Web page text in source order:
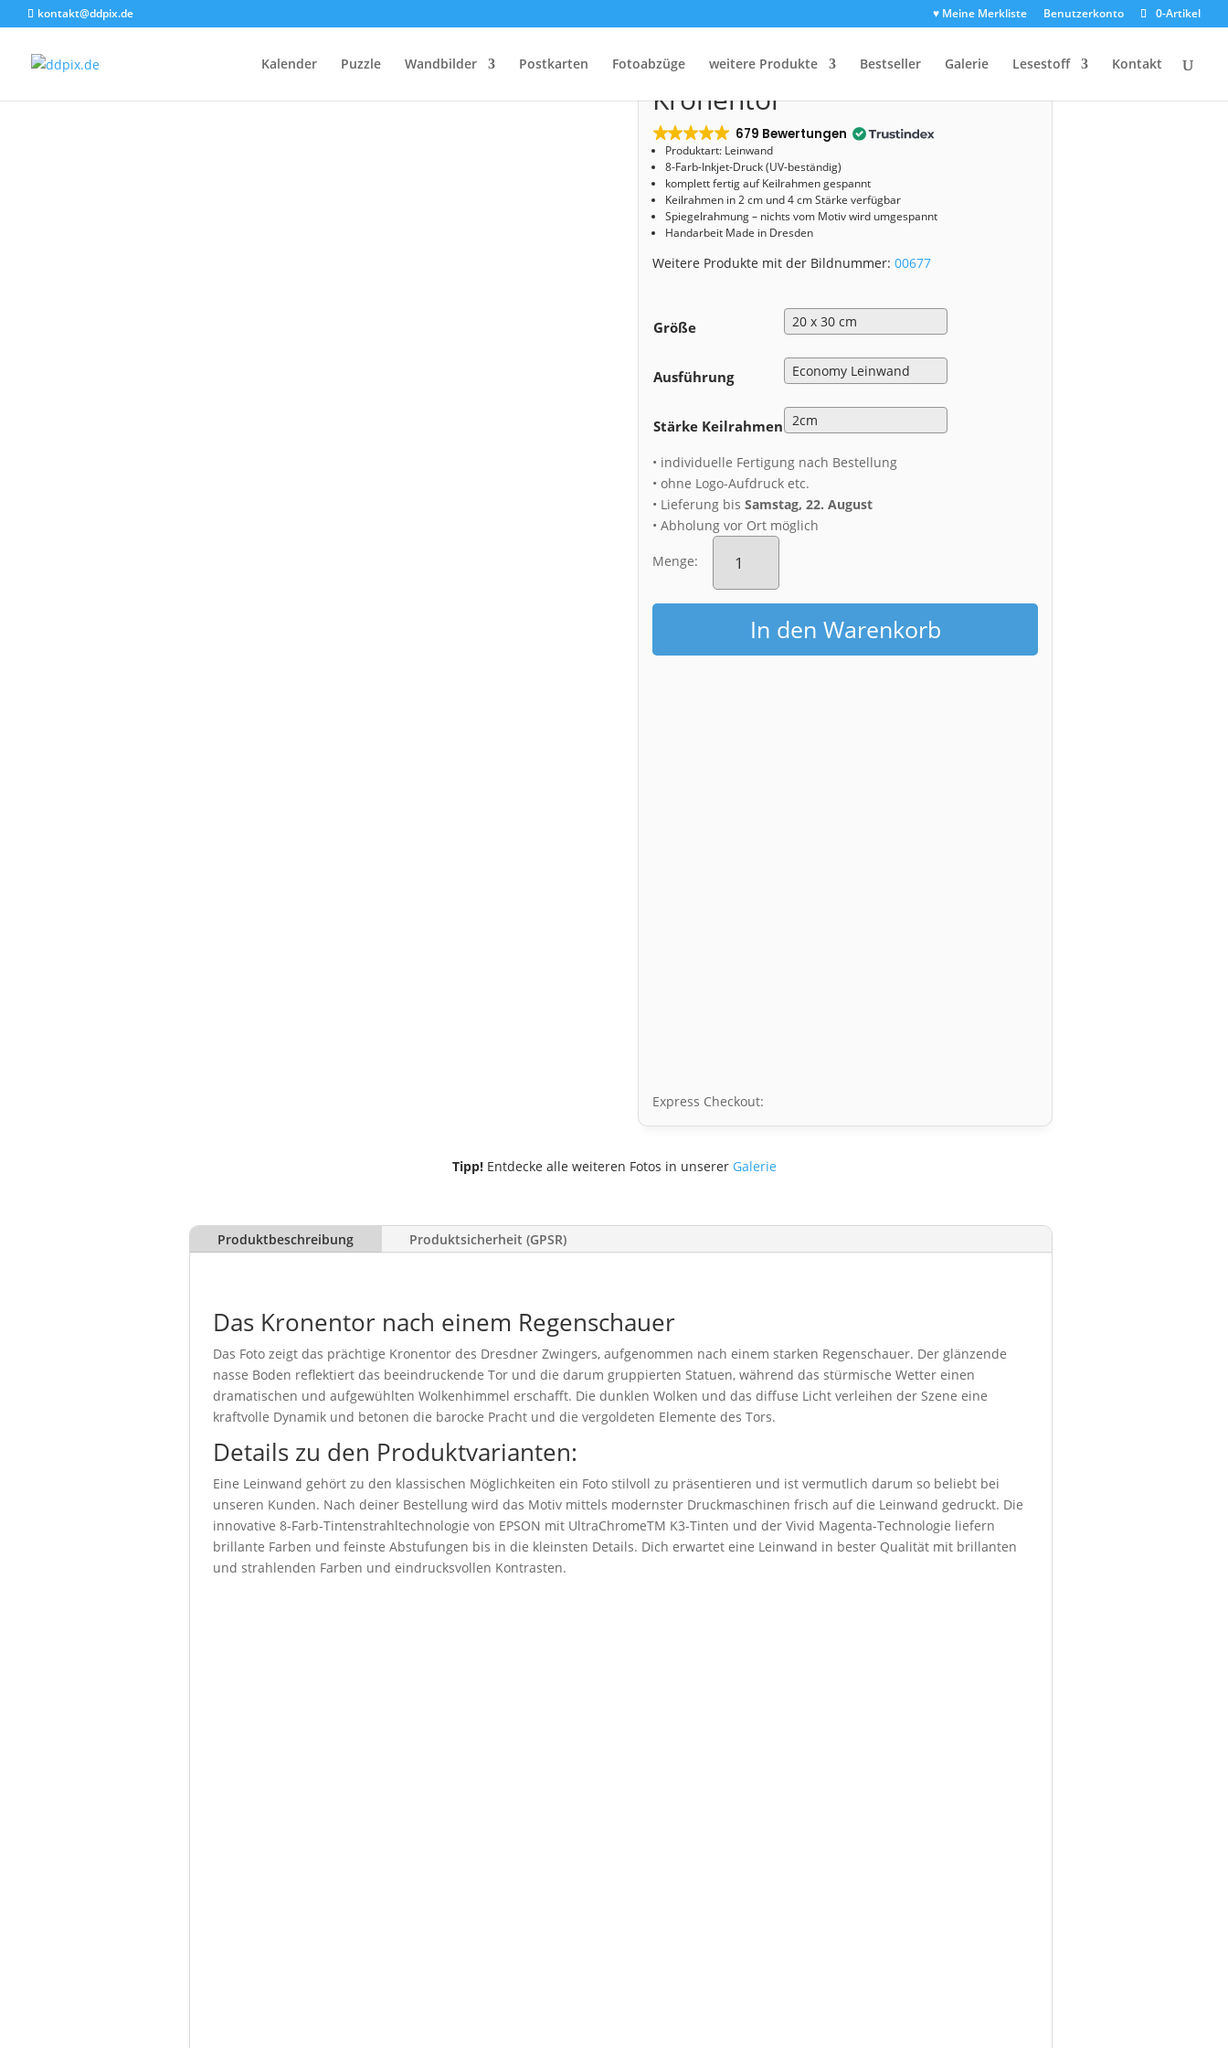
kontakt@ddpix.de ♥ Meine Merkliste Benutzerkonto 0-Artikel
Kalender Puzzle Wandbilder Postkarten Fotoabzüge weitere Produkte Bestseller Galerie Lesestoff Kontakt
Start/Shop/Leinwand/ Leinwand (00677) Kronentor
Leinwand (00677)
Kronentor
679 Bewertungen
Produktart: Leinwand
8-Farb-Inkjet-Druck (UV-beständig)
komplett fertig auf Keilrahmen gespannt
Keilrahmen in 2 cm und 4 cm Stärke verfügbar
Spiegelrahmung – nichts vom Motiv wird umgespannt
Handarbeit Made in Dresden
Weitere Produkte mit der Bildnummer:00677
Größe
Ausführung
Stärke Keilrahmen
• individuelle Fertigung nach Bestellung
• ohne Logo-Aufdruck etc.
• Lieferung bisSamstag, 22. August
• Abholung vor Ort möglich
Menge:
Leinwand
(00677)
Menge
In den Warenkorb
Express Checkout:
Tipp!Entdecke alle weiteren Fotos in unserer Galerie
Produktbeschreibung Produktsicherheit (GPSR)
Das Kronentor nach einem Regenschauer
Das Foto zeigt das prächtige Kronentor des Dresdner Zwingers, aufgenommen nach einem starken Regenschauer. Der glänzende
nasse Boden reflektiert das beeindruckende Tor und die darum gruppierten Statuen, während das stürmische Wetter einen
dramatischen und aufgewühlten Wolkenhimmel erschafft. Die dunklen Wolken und das diffuse Licht verleihen der Szene eine
kraftvolle Dynamik und betonen die barocke Pracht und die vergoldeten Elemente des Tors.
Details zu den Produktvarianten:
Eine Leinwand gehört zu den klassischen Möglichkeiten ein Foto stilvoll zu präsentieren und ist vermutlich darum so beliebt bei
unseren Kunden. Nach deiner Bestellung wird das Motiv mittels modernster Druckmaschinen frisch auf die Leinwand gedruckt. Die
innovative 8-Farb-Tintenstrahltechnologie von EPSON mit UltraChromeTM K3-Tinten und der Vivid Magenta-Technologie liefern
brillante Farben und feinste Abstufungen bis in die kleinsten Details. Dich erwartet eine Leinwand in bester Qualität mit brillanten
und strahlenden Farben und eindrucksvollen Kontrasten.